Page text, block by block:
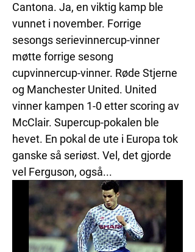
Cantona. Ja, en viktig kamp ble
vunnet i november. Forrige
sesongs serievinnercup-vinner
møtte forrige sesong
cupvinnercup-vinner. Røde Stjerne
og Manchester United. United
vinner kampen 1-0 etter scoring av
McClair. Supercup-pokalen ble
hevet. En pokal de ute i Europa tok
ganske så seriøst. Vel, det gjorde
vel Ferguson, også...